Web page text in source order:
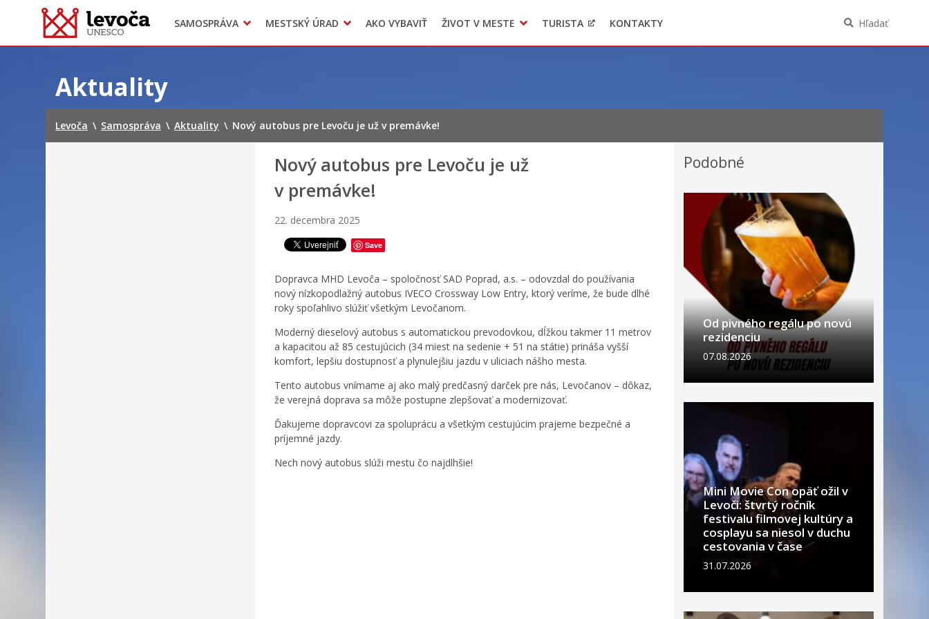
SAMOSPRÁVA
Dokumenty mesta
Transparentné mesto
majetkových pomerov verejného funkcionára
MESTSKÝ ÚRAD
Projekty
Voľba hlavného kontrolóra mesta Levoča
AKO VYBAVIŤ ŽIVOT V MESTE
Doprava
LIMKA
TURISTA KONTAKTY Hľadať
Aktuality
Levoča \ Samospráva \ Aktuality \ Nový autobus pre Levoču je už v premávke!
Nový autobus pre Levoču je už
v premávke!
22. decembra 2025
Save
Dopravca MHD Levoča – spoločnosť SAD Poprad, a.s. – odovzdal do používania
nový nízkopodlažný autobus IVECO Crossway Low Entry, ktorý veríme, že bude dlhé
roky spoľahlivo slúžiť všetkým Levočanom.
Moderný dieselový autobus s automatickou prevodovkou, dĺžkou takmer 11 metrov
a kapacitou až 85 cestujúcich (34 miest na sedenie + 51 na státie) prináša vyšší
komfort, lepšiu dostupnosť a plynulejšiu jazdu v uliciach nášho mesta.
Tento autobus vnímame aj ako malý predčasný darček pre nás, Levočanov – dôkaz,
že verejná doprava sa môže postupne zlepšovať a modernizovať.
Ďakujeme dopravcovi za spoluprácu a všetkým cestujúcim prajeme bezpečné a
príjemné jazdy.
Nech nový autobus slúži mestu čo najdlhšie!
Podobné
Od pivného regálu po novú
rezidenciu
07.08.2026
Mini Movie Con opäť ožil v
Levoči: štvrtý ročník
festivalu filmovej kultúry a
cosplayu sa niesol v duchu
cestovania v čase
31.07.2026